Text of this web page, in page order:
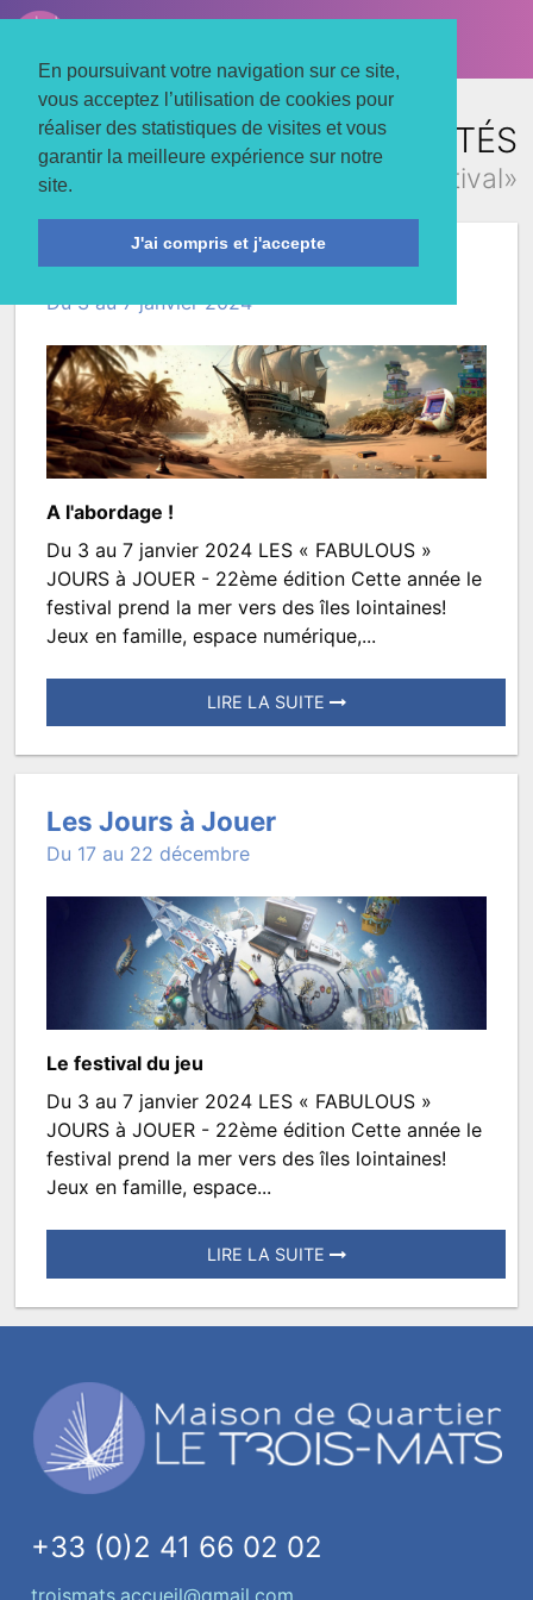
En poursuivant votre navigation sur ce site,
vous acceptez l’utilisation de cookies pour
réaliser des statistiques de visites et vous
garantir la meilleure expérience sur notre
site.
J'ai compris et j'accepte
LE TROIS MATS
TOUTES LES ACTUALITÉS
concernant «festival»
Les Jours à Jouer
Du 3 au 7 janvier 2024
A l'abordage !
Les
Jours
à
Du 3 au 7 janvier 2024 LES « FABULOUS »
JOURS à JOUER - 22ème édition Cette année le
festival prend la mer vers des îles lointaines!
Jeux en famille, espace numérique,...
LIRE LA SUITE
Posté
13
décembre
à
TROISMATS.JEUNESSE
Les Jours à Jouer
Du 17 au 22 décembre
Le festival du jeu
Les
Jours
à
Du 3 au 7 janvier 2024 LES « FABULOUS »
JOURS à JOUER - 22ème édition Cette année le
festival prend la mer vers des îles lointaines!
Jeux en famille, espace...
LIRE LA SUITE
Posté
décembre
2022
à
13:48.
par
+33 (0)2 41 66 02 02
troismats.accueil@gmail.com